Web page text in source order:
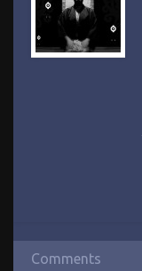
Comments